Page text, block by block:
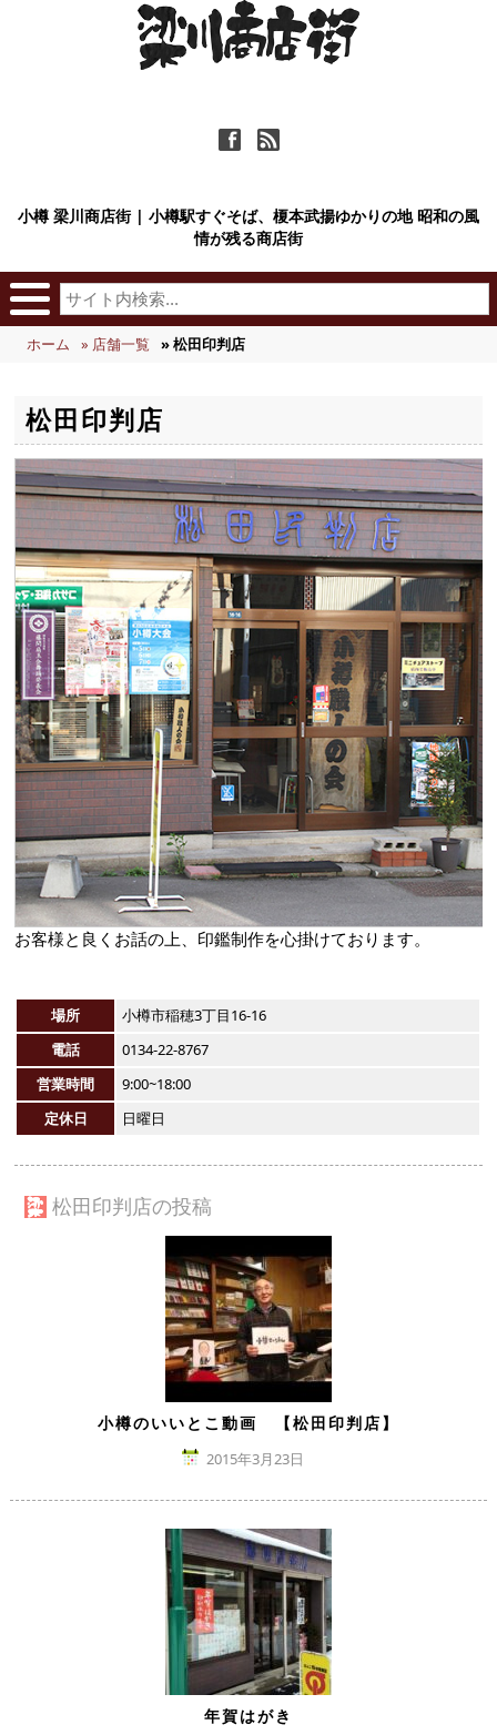
ä ñ
小樽 梁川商店街 | 小樽駅すぐそば、榎本武揚ゆかりの地 昭和の風
情が残る商店街
ホーム » 店舗一覧 » 松田印判店
松田印判店
お客様と良くお話の上、印鑑制作を心掛けております。
場所
小樽市稲穂3丁目16-16
電話
0134-22-8767
営業時間
9:00~18:00
定休日
日曜日
松田印判店の投稿
小樽のいいとこ動画 【松田印判店】
2015年3月23日
年賀はがき